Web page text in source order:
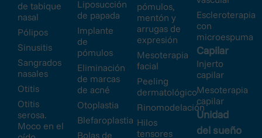
de tabique
nasal
Pólipos
Sinusitis
Sangrados
nasales
Otitis
Otitis
serosa.
Moco en el
Liposucción
de papada
Implante
de
pómulos
Eliminación
de marcas
de acné
Otoplastia
Blefaroplastia
Bolas de
pómulos,
mentón y
arrugas de
expresión
Mesoterapia
facial
Peeling
dermatológico
Rinomodelación
Hilos
tensores
Escleroterapia
con
microespuma
Capilar
Injerto
capilar
Mesoterapia
capilar
Unidad
del sueño